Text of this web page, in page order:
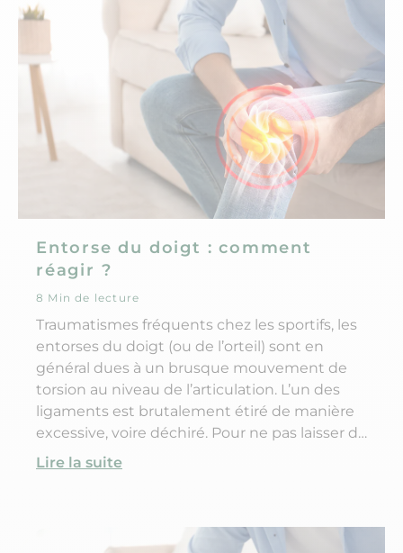
Entorse du doigt : comment
réagir ?
8 Min de lecture
Traumatismes fréquents chez les sportifs, les
entorses du doigt (ou de l’orteil) sont en
général dues à un brusque mouvement de
torsion au niveau de l’articulation. L’un des
ligaments est brutalement étiré de manière
excessive, voire déchiré. Pour ne pas laisser de
séquelles, cette lésion ligamentaire plus ou
réagir et dans quels cas consulter ? Et
Lire la suite